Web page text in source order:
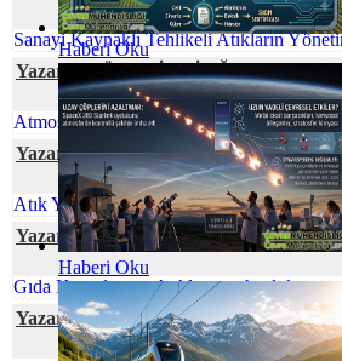
Haberi Oku
Haberi Oku
Sanayi Kaynaklı Tehlikeli Atıkların
Yazar Dr. Özge SİVRİOĞLU
Atmosferik Kıyamete Hazır Mıyız?
Yazar İlkim YİĞİT
Atık Yönetiminde Çevre Mühendisi
Yazar Dr. Hülya GÜNAY
Gıda Kayıpları ve Atıklarının Azaltılması
Yazar Serpil ÖZKAN